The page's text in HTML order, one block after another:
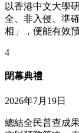
以香港中文大學
全、非入侵、準
相」，便能有效
4
閉幕典禮
2026年7月19日
總結全民普查成